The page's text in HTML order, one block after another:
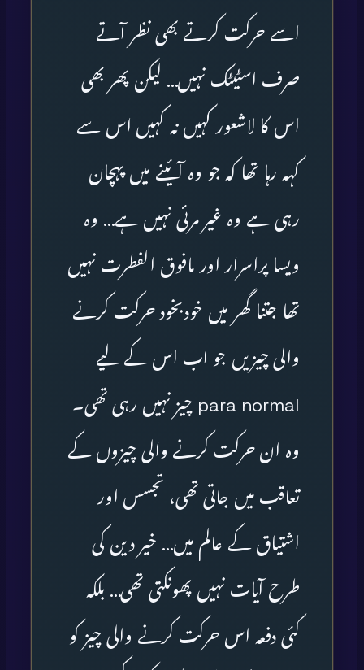
اسے حرکت کرتے بھی نظر آتے
صرف اسٹیٹک نہیں… لیکن پھر بھی
اس کا لاشعور کہیں نہ کہیں اس سے
کہہ رہا تھا کہ جو وہ آئینے میں پہچان
رہی ہے وہ غیر مرئی نہیں ہے… وہ
ویسا پراسرار اور مافوق الفطرت نہیں
تھا جتنا گھر میں خودبخود حرکت کرنے
والی چیزیں جو اب اس کے لیے
para normal چیز نہیں رہی تھی۔
وہ ان حرکت کرنے والی چیزوں کے
تعاقب میں جاتی تھی، تجسس اور
اشتیاق کے عالم میں… خیر دین کی
طرح آیات نہیں پھونکتی تھی… بلکہ
کئی دفعہ اس حرکت کرنے والی چیز کو